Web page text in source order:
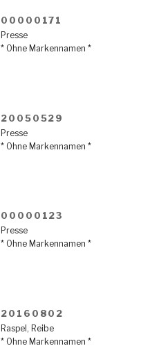
00000171
Presse
* Ohne Markennamen *
20050529
Presse
* Ohne Markennamen *
00000123
Presse
* Ohne Markennamen *
20160802
Raspel , Reibe
* Ohne Markennamen *